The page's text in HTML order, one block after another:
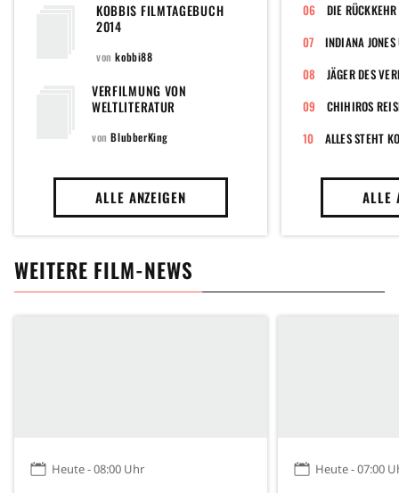
KOBBIS FILMTAGEBUCH
2014
vonkobbi88
VERFILMUNG VON
WELTLITERATUR
vonBlubberKing
ALLE ANZEIGEN
DIE
JÄGER DES
CHIHIROS
ALLES STEHT
ALLE
WEITERE FILM-NEWS
Heute - 08:00 Uhr Heute - 07:00